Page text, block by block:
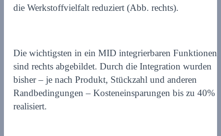
die Werkstoffvielfalt reduziert (Abb. rechts).
Die wichtigsten in ein MID integrierbaren Funktionen
sind rechts abgebildet. Durch die Integration wurden
bisher – je nach Produkt, Stückzahl und anderen
Randbedingungen – Kosteneinsparungen bis zu 40%
realisiert.